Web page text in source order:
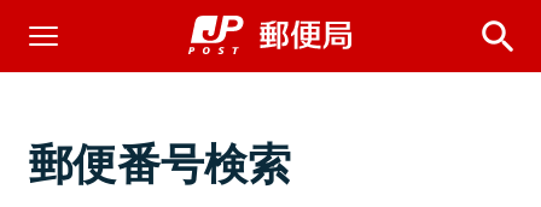
郵便番号検索